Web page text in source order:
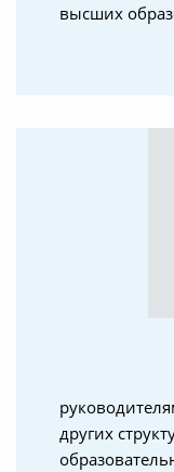
высших
других